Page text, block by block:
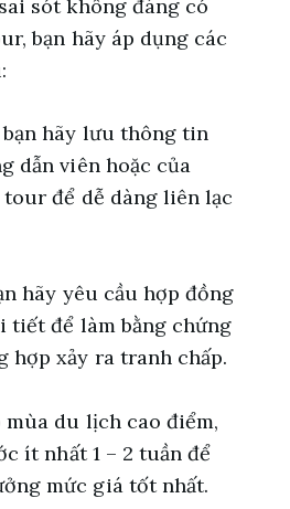
sót không đáng có
bạn hãy áp dụng các
hãy lưu thông tin
dẫn viên hoặc của
để dễ dàng liên lạc
hãy yêu cầu hợp đồng
tiết để làm bằng chứng
hợp xảy ra tranh chấp.
mùa du lịch cao điểm,
ít nhất 1 – 2 tuần để
mức giá tốt nhất.